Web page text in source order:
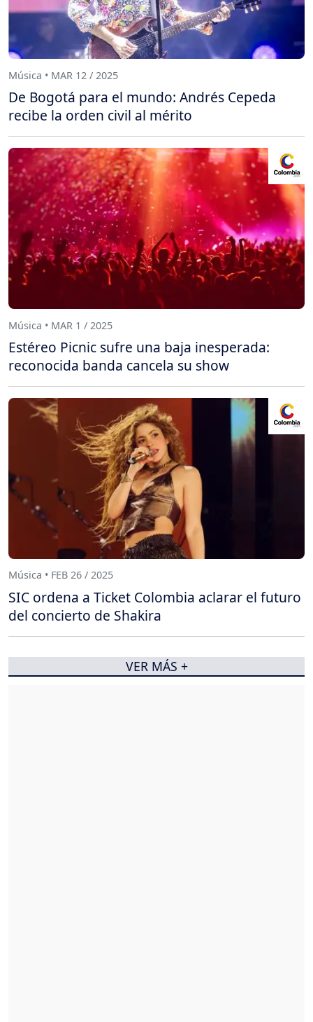
Música • MAR 12 / 2025
De Bogotá para el mundo: Andrés Cepeda
recibe la orden civil al mérito
Música • MAR 1 / 2025
Estéreo Picnic sufre una baja inesperada:
reconocida banda cancela su show
Música • FEB 26 / 2025
SIC ordena a Ticket Colombia aclarar el futuro
del concierto de Shakira
VER MÁS +